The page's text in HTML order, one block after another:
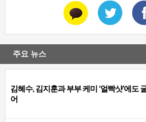
주요 뉴스
김혜수, 김지훈과 부부 케미 ‘얼빡샷’에도
어